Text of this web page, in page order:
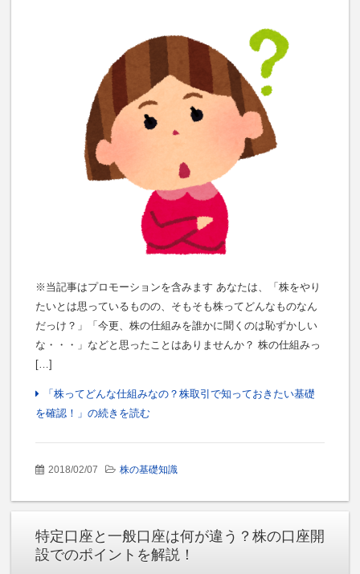
※当記事はプロモーションを含みます あなたは、「株をやり
たいとは思っているものの、そもそも株ってどんなものなん
だっけ？」「今更、株の仕組みを誰かに聞くのは恥ずかしい
な・・・」などと思ったことはありませんか？ 株の仕組みっ
[…]
「株ってどんな仕組みなの？株取引で知っておきたい基礎
を確認！」の続きを読む
2018/02/07 株の基礎知識
特定口座と一般口座は何が違う？株の口座開
設でのポイントを解説！